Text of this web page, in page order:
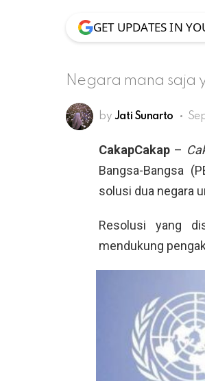
GET UPDATES IN
Negara mana saja
by Jati Sunarto
CakapCakap –
Bangsa-Bangsa
solusi dua negara
Resolusi yang
mendukung